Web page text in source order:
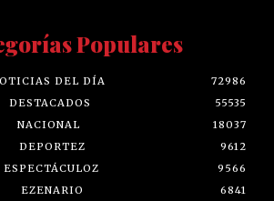
Populares
DEL DÍA
72986
DESTACADOS
55535
NACIONAL
18037
DEPORTEZ
9612
ESPECTÁCULOZ
9566
EZENARIO
6841